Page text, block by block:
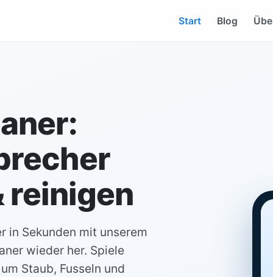
Start Blog
reinigen
in Sekunden mit unserem
wieder her. Spiele
Staub, Fusseln und